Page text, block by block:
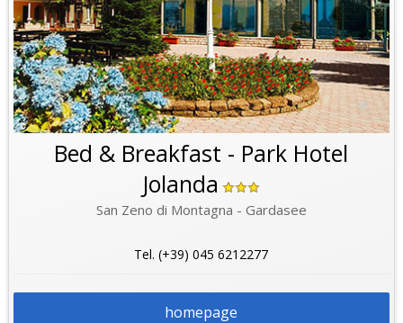
Bed & Breakfast - Park Hotel
Jolanda
San Zeno di Montagna - Gardasee
Tel. (+39) 045 6212277
homepage